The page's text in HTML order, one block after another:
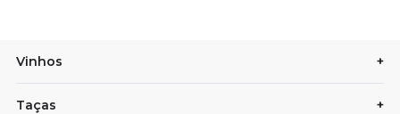
Vinhos +
Taças +